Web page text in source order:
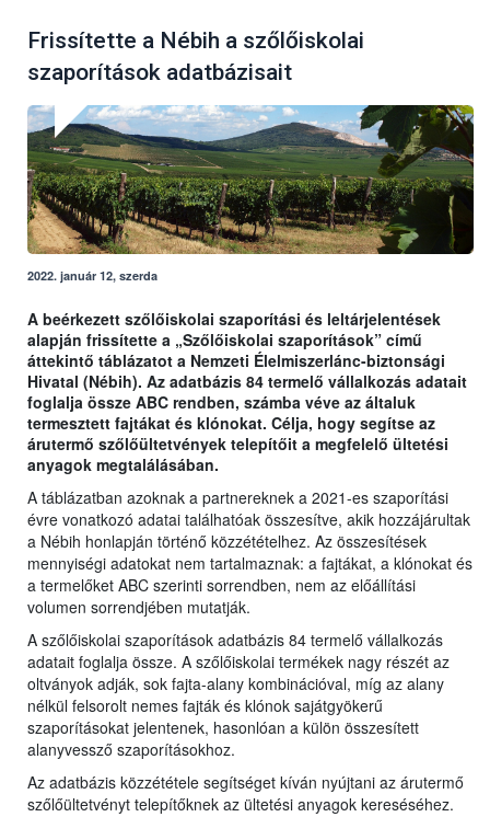
Frissítette a Nébih a szőlőiskolai
szaporítások adatbázisait
2022. január 12, szerda
A beérkezett szőlőiskolai szaporítási és leltárjelentések
alapján frissítette a „Szőlőiskolai szaporítások” című
áttekintő táblázatot a Nemzeti Élelmiszerlánc-biztonsági
Hivatal (Nébih). Az adatbázis 84 termelő vállalkozás adatait
foglalja össze ABC rendben, számba véve az általuk
termesztett fajtákat és klónokat. Célja, hogy segítse az
árutermő szőlőültetvények telepítőit a megfelelő ültetési
anyagok megtalálásában.
A táblázatban azoknak a partnereknek a 2021-es szaporítási
évre vonatkozó adatai találhatóak összesítve, akik hozzájárultak
a Nébih honlapján történő közzétételhez. Az összesítések
mennyiségi adatokat nem tartalmaznak: a fajtákat, a klónokat és
a termelőket ABC szerinti sorrendben, nem az előállítási
volumen sorrendjében mutatják.
A szőlőiskolai szaporítások adatbázis 84 termelő vállalkozás
adatait foglalja össze. A szőlőiskolai termékek nagy részét az
oltványok adják, sok fajta-alany kombinációval, míg az alany
nélkül felsorolt nemes fajták és klónok sajátgyökerű
szaporításokat jelentenek, hasonlóan a külön összesített
alanyvessző szaporításokhoz.
Az adatbázis közzététele segítséget kíván nyújtani az árutermő
szőlőültetvényt telepítőknek az ültetési anyagok kereséséhez.